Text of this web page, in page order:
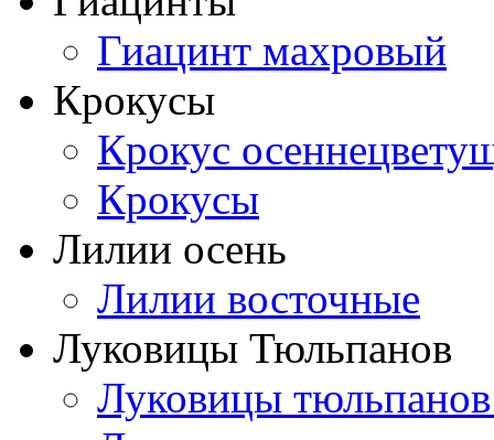
Гиацинт махровый
Крокусы
Крокус
Крокусы
Лилии осень
Лилии восточные
Луковицы Тюльпанов
Луковицы